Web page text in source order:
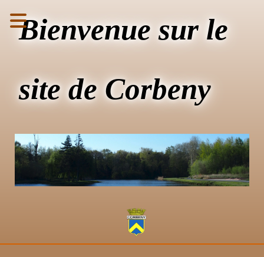
Bienvenue sur le
site de Corbeny